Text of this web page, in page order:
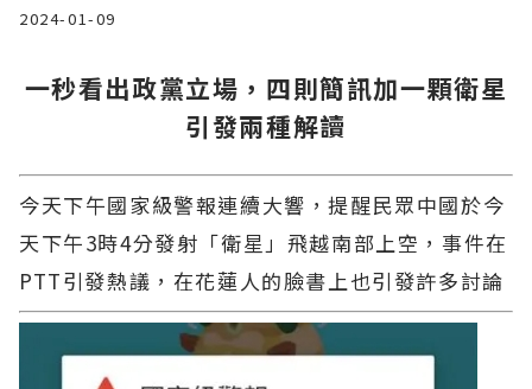
2024-01-09
一秒看出政黨立場，四則簡訊加一顆衛星
引發兩種解讀
今天下午國家級警報連續大響，提醒民眾中國於今
天下午3時4分發射「衛星」飛越南部上空，事件在
PTT引發熱議，在花蓮人的臉書上也引發許多討論